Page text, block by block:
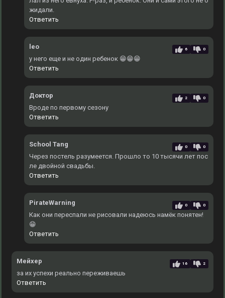
жидали.
Ответить
leo 6 0
у него еще и не один ребенок 😁😁😁
Ответить
Доктор 2 0
Вроде по первому сезону
Ответить
School Tang 0 0
Через постель разумеется. Прошло то 10 тысячи лет пос
ле двойной свадьбы.
Ответить
PirateWarning 0 0
Как они переспали не рисовали надеюсь намёк понятен!
😁
Ответить
Мейхер 16 2
за их успехи реально переживаешь
Ответить